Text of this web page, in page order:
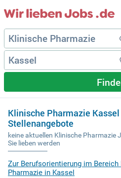
Klinische Pharmazie
Stellenangebote
keine aktuellen Klinische Pharmazie
Sie lieben werden
Zur Berufsorientierung im Bereich
Pharmazie in Kassel